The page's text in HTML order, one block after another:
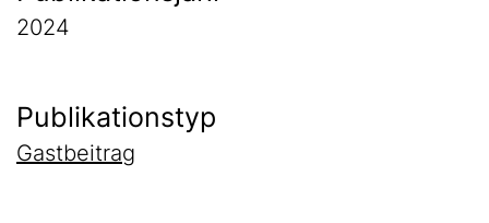
2024
Publikationstyp
Gastbeitrag